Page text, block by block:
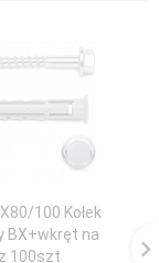
100 Kołek
BX+wkręt na
100szt